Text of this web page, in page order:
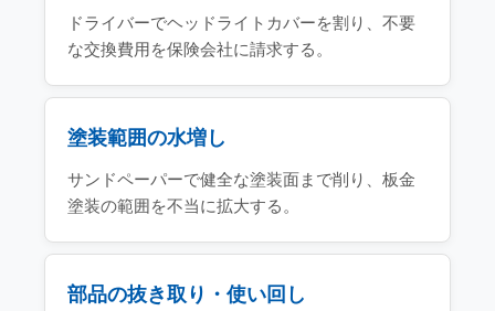
ドライバーでヘッドライトカバーを割り、不要
な交換費用を保険会社に請求する。
塗装範囲の水増し
サンドペーパーで健全な塗装面まで削り、板金
塗装の範囲を不当に拡大する。
部品の抜き取り・使い回し